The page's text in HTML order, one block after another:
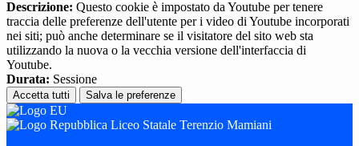
Descrizione: Questo cookie è impostato da Youtube per tenere
traccia delle preferenze dell'utente per i video di Youtube incorporati
nei siti; può anche determinare se il visitatore del sito web sta
utilizzando la nuova o la vecchia versione dell'interfaccia di
Youtube.
Durata: Sessione
Accetta tutti Salva le preferenze
Liceo Statale Terenzio Mamiani